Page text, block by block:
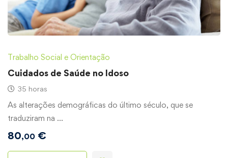
Trabalho Social e Orientação
Cuidados de Saúde no Idoso
35 horas
As alterações demográficas do último século, que se
traduziram na …
80,00 €